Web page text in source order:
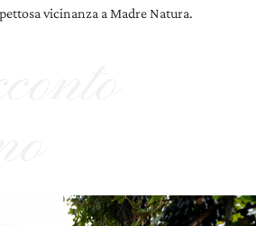
vicinanza a Madre Natura.